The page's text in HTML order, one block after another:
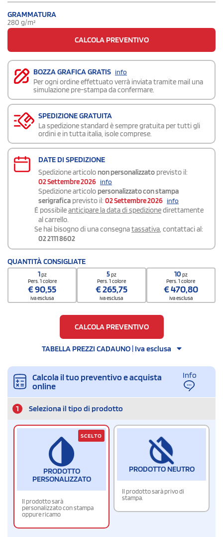
GRAMMATURA
280 g/m²
CALCOLA PREVENTIVO
BOZZA GRAFICA GRATIS info
Per ogni ordine effettuato verrà inviata tramite mail una
simulazione pre-stampa da confermare.
SPEDIZIONE GRATUITA
La spedizione standard è sempre gratuita per tutti gli
ordini e in tutta italia, isole comprese.
DATE DI SPEDIZIONE
Spedizione articolo non personalizzato previsto il:
02 Settembre 2026 info
Spedizione articolo personalizzato con stampa
serigrafica previsto il: 02 Settembre 2026 info
É possibileanticipare la data di spedizionedirettamente
al carrello.
Se hai bisogno di una consegnatassativa, contattaci al:
02 2111 8602
QUANTITÀ CONSIGLIATE
1pz
Pers. 1 colore
€90,55
iva esclusa
5pz
Pers. 1 colore
€265,75
iva esclusa
10 pz
Pers. 1 colore
€470,80
iva esclusa
CALCOLA PREVENTIVO
TABELLA PREZZI CADAUNO | Iva esclusa
Calcola il tuo preventivo e acquista
online
Info
1 Seleziona il tipo di prodotto
PRODOTTO
PERSONALIZZATO
Il prodotto sarà
personalizzato con stampa
oppure ricamo
SCELTO
PRODOTTO NEUTRO
Il prodotto sarà privo di
stampa.